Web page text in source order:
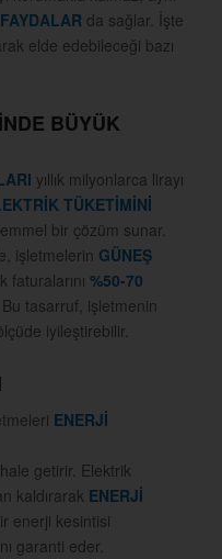
da sağlar. İşte
elde edebileceği bazı
BÜYÜK
yıllık milyonlarca lirayı
TÜKETİMİNİ
bir çözüm sunar.
işletmelerin GÜNEŞ
faturalarını %50-70
tasarruf, işletmenin
iyileştirebilir.
ENERJİ
hale getirir. Elektrik
kaldırarak ENERJİ
enerji kesintisi
garanti eder.